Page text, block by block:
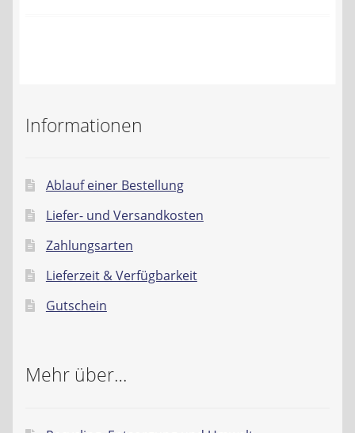
Datenschutzerklärung
Impressum
Informationen
Ablauf einer Bestellung
Liefer- und Versandkosten
Zahlungsarten
Lieferzeit & Verfügbarkeit
Gutschein
Mehr über…